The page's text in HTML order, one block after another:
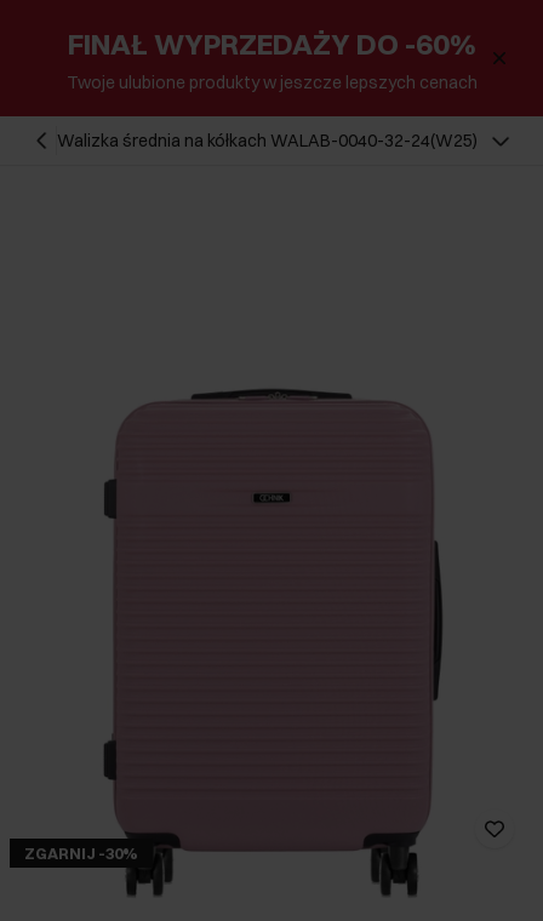
FINAŁ WYPRZEDAŻY DO -60%
Twoje ulubione produkty w jeszcze lepszych cenach
Walizka średnia na kółkach WALAB-0040-32-24(W25)
ZGARNIJ -30%